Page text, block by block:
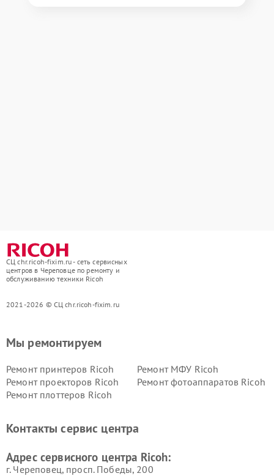
СЦ chr.ricoh-fixim.ru - сеть сервисных
центров в Череповце по ремонту и
обслуживанию техники Ricoh
2021-2026 © СЦ chr.ricoh-fixim.ru
Мы ремонтируем
Ремонт принтеров Ricoh
Ремонт МФУ Ricoh
Ремонт проекторов Ricoh
Ремонт фотоаппаратов Ricoh
Ремонт плоттеров Ricoh
Контакты сервис центра
Адрес сервисного центра Ricoh:
г. Череповец, просп. Победы, 200